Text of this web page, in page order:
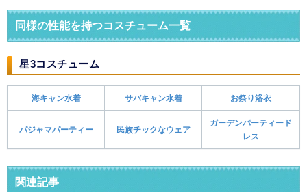
同様の性能を持つコスチューム一覧
星3コスチューム
海キャン水着 サバキャン水着 お祭り浴衣
パジャマパーティー 民族チックなウェア
ガーデンパーティード
レス
関連記事